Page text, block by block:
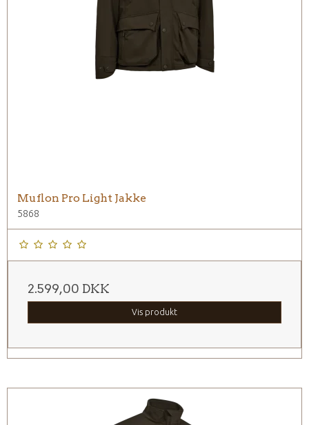
Muflon Pro Light Jakke
5868
2.599,00 DKK
Vis produkt